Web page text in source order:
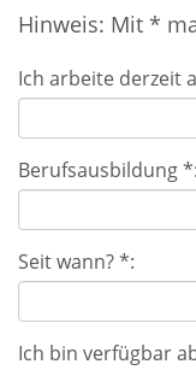
Hinweis: Mit *
Ich arbeite derzeit
Berufsausbildung *:
Seit wann? *:
Ich bin verfügbar